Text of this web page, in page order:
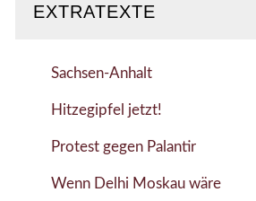
EXTRATEXTE
Sachsen-Anhalt
Hitzegipfel jetzt!
Protest gegen Palantir
Wenn Delhi Moskau wäre